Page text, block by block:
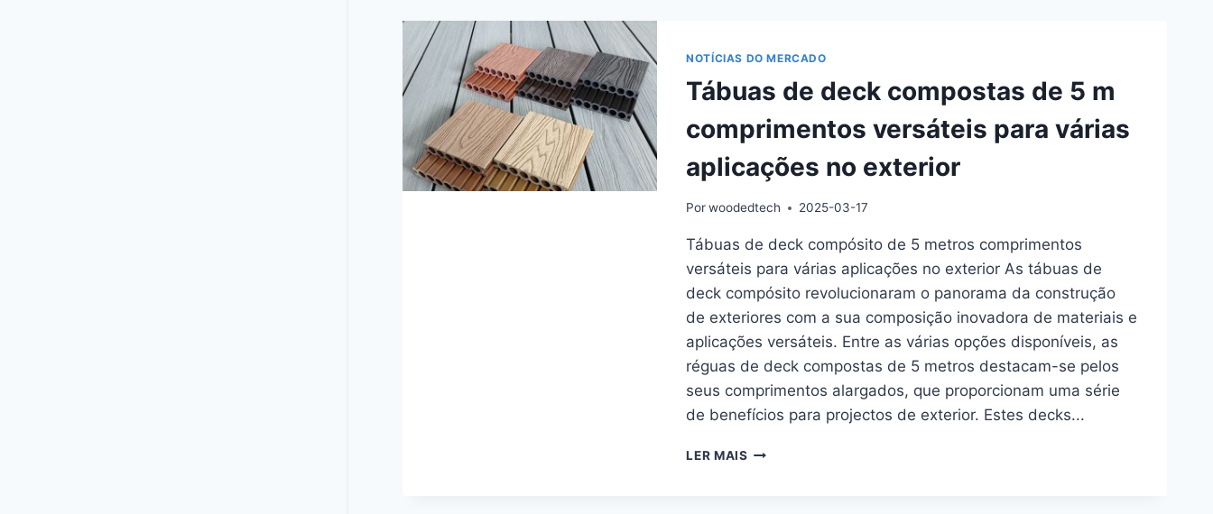
PREMIUM
UM
ACABAMENTO
NOTÍCIAS DO MERCADO
Tábuas de deck compostas de 5 m
comprimentos versáteis para várias
aplicações no exterior
Por woodedtech 2025-03-17
Tábuas de deck compósito de 5 metros comprimentos
versáteis para várias aplicações no exterior As tábuas de
deck compósito revolucionaram o panorama da construção
de exteriores com a sua composição inovadora de materiais e
aplicações versáteis. Entre as várias opções disponíveis, as
réguas de deck compostas de 5 metros destacam-se pelos
seus comprimentos alargados, que proporcionam uma série
de benefícios para projectos de exterior. Estes decks...
LER MAIS TÁBUAS